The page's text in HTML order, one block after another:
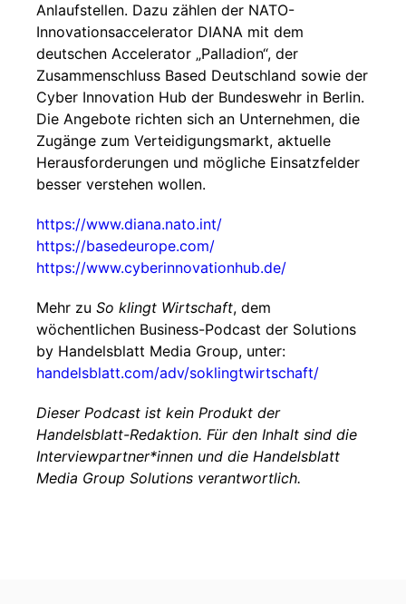
Anlaufstellen. Dazu zählen der NATO-
Innovationsaccelerator DIANA mit dem
deutschen Accelerator „Palladion“, der
Zusammenschluss Based Deutschland sowie der
Cyber Innovation Hub der Bundeswehr in Berlin.
Die Angebote richten sich an Unternehmen, die
Zugänge zum Verteidigungsmarkt, aktuelle
Herausforderungen und mögliche Einsatzfelder
besser verstehen wollen.
https://www.diana.nato.int/
https://basedeurope.com/
https://www.cyberinnovationhub.de/
Mehr zu So klingt Wirtschaft, dem
wöchentlichen Business-Podcast der Solutions
by Handelsblatt Media Group, unter:
handelsblatt.com/adv/soklingtwirtschaft/
Dieser Podcast ist kein Produkt der
Handelsblatt-Redaktion. Für den Inhalt sind die
Interviewpartner*innen und die Handelsblatt
Media Group Solutions verantwortlich.